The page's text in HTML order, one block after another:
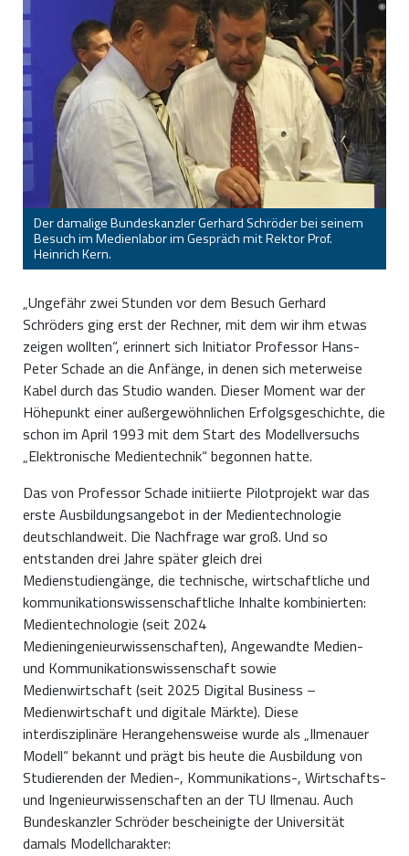
Der damalige Bundeskanzler Gerhard Schröder bei seinem
Besuch im Medienlabor im Gespräch mit Rektor Prof.
Heinrich Kern.
„Ungefähr zwei Stunden vor dem Besuch Gerhard
Schröders ging erst der Rechner, mit dem wir ihm etwas
zeigen wollten“, erinnert sich Initiator Professor Hans-
Peter Schade an die Anfänge, in denen sich meterweise
Kabel durch das Studio wanden. Dieser Moment war der
Höhepunkt einer außergewöhnlichen Erfolgsgeschichte, die
schon im April 1993 mit dem Start des Modellversuchs
„Elektronische Medientechnik“ begonnen hatte.
Das von Professor Schade initiierte Pilotprojekt war das
erste Ausbildungsangebot in der Medientechnologie
deutschlandweit. Die Nachfrage war groß. Und so
entstanden drei Jahre später gleich drei
Medienstudiengänge, die technische, wirtschaftliche und
kommunikationswissenschaftliche Inhalte kombinierten:
Medientechnologie (seit 2024
Medieningenieurwissenschaften), Angewandte Medien-
und Kommunikationswissenschaft sowie
Medienwirtschaft (seit 2025 Digital Business –
Medienwirtschaft und digitale Märkte). Diese
interdisziplinäre Herangehensweise wurde als „Ilmenauer
Modell“ bekannt und prägt bis heute die Ausbildung von
Studierenden der Medien-, Kommunikations-, Wirtschafts-
und Ingenieurwissenschaften an der TU Ilmenau. Auch
Bundeskanzler Schröder bescheinigte der Universität
damals Modellcharakter: